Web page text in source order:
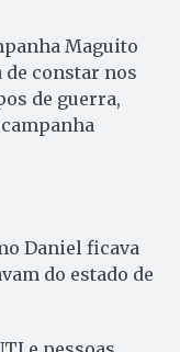
Maguito
constar nos
de guerra,
Daniel ficava
do estado de